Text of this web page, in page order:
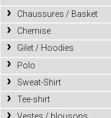
Chaussures / Basket
Chemise
Gilet / Hoodies
Polo
Sweat-Shirt
Tee-shirt